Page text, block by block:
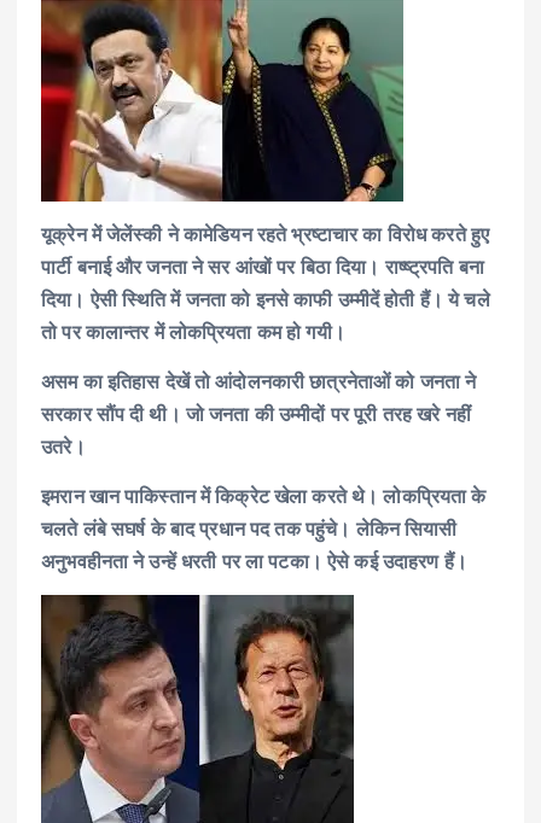
यूक्रेन में जेलेंस्की ने कामेडियन रहते भ्रष्टाचार का विरोध करते हुए
पार्टी बनाई और जनता ने सर आंखों पर बिठा दिया। राष्ष्ट्रपति बना
दिया। ऐसी स्थिति में जनता को इनसे काफी उम्मीदें होती हैं। ये चले
तो पर कालान्तर में लोकप्रियता कम हो गयी।
असम का इतिहास देखें तो आंदोलनकारी छात्रनेताओं को जनता ने
सरकार सौंप दी थी। जो जनता की उम्मीदों पर पूरी तरह खरे नहीं
उतरे।
इमरान खान पाकिस्तान में किक्रेट खेला करते थे। लोकप्रियता के
चलते लंबे सघर्ष के बाद प्रधान पद तक पहुंचे। लेकिन सियासी
अनुभवहीनता ने उन्हें धरती पर ला पटका। ऐसे कई उदाहरण हैं।